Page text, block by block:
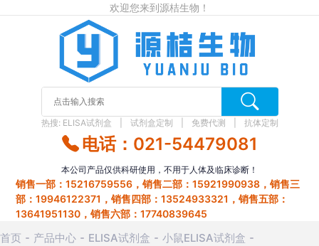
欢迎您来到源桔生物！
热搜: ELISA试剂盒 试剂盒定制 免费代测 抗体定制
电话：021-54479081
本公司产品仅供科研使用，不用于人体及临床诊断！
销售一部：15216759556，销售二部：15921990938，销售三
部：19946122371，销售四部：13524933321，销售五部：
13641951130，销售六部：17740839645
首页 产品中心 ELISA试剂盒
小鼠ELISA试剂盒